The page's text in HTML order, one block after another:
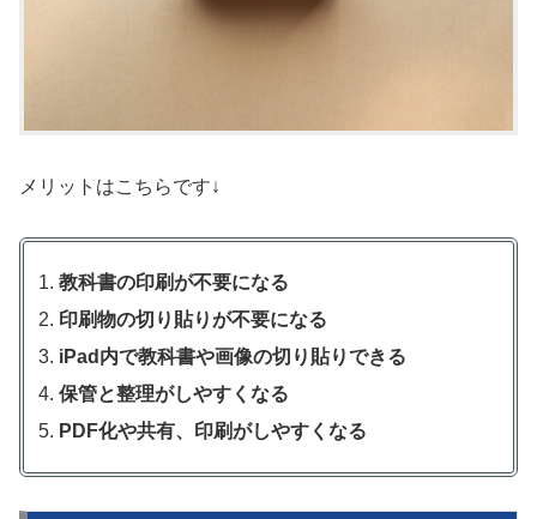
メリットはこちらです↓
教科書の印刷が不要になる
印刷物の切り貼りが不要になる
iPad内で教科書や画像の切り貼りできる
保管と整理がしやすくなる
PDF化や共有、印刷がしやすくなる